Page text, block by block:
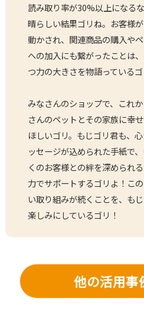
読み取り率が30%以上になる
晴らしい結果ゴリね。お客様
動かされ、関連商品の購入や
への加入にも繋がったことは
つ力の大きさを物語っているゴ
みなさんのショップで、これか
さんのペットとその家族に幸
ほしいゴリ。もじゴリ君も、
ッセージが込められた手紙で
くのお客様との絆を深められ
力でサポートするゴリよ！こ
い取り組みが続くことを、も
楽しみにしているゴリ！
他の活用事